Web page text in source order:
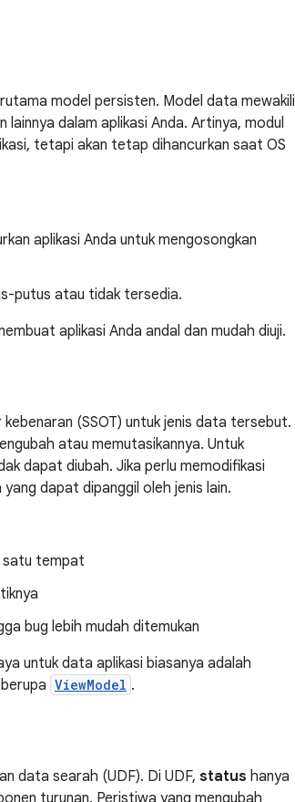
model persisten. Model data mewakili
dalam aplikasi Anda. Artinya, modul
tetapi akan tetap dihancurkan saat OS
aplikasi Anda untuk mengosongkan
putus atau tidak tersedia.
aplikasi Anda andal dan mudah diuji.
(SSOT) untuk jenis data tersebut.
atau memutasikannya. Untuk
dapat diubah. Jika perlu memodifikasi
dapat dipanggil oleh jenis lain.
satu tempat
bug lebih mudah ditemukan
untuk data aplikasi biasanya adalah
ViewModel .
data searah (UDF). Di UDF, status hanya
turunan. Peristiwa yang mengubah